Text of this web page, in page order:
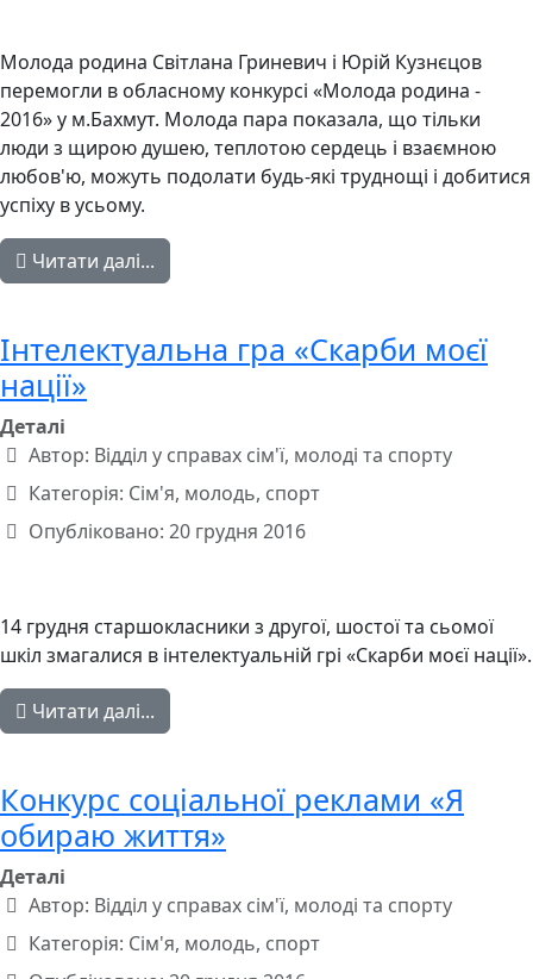
Молода родина Світлана Гриневич і Юрій Кузнєцов
перемогли в обласному конкурсі «Молода родина -
2016» у м.Бахмут. Молода пара показала, що тільки
люди з щирою душею, теплотою сердець і взаємною
любов'ю, можуть подолати будь-які труднощі і добитися
успіху в усьому.
Читати далі...
Інтелектуальна гра «Скарби моєї
нації»
Деталі
Автор: Відділ у справах сім'ї, молоді та спорту
Категорія: Сім'я, молодь, спорт
Опубліковано: 20 грудня 2016
14 грудня старшокласники з другої, шостої та сьомої
шкіл змагалися в інтелектуальній грі «Скарби моєї нації».
Читати далі...
Конкурс соціальної реклами «Я
обираю життя»
Деталі
Автор: Відділ у справах сім'ї, молоді та спорту
Категорія: Сім'я, молодь, спорт